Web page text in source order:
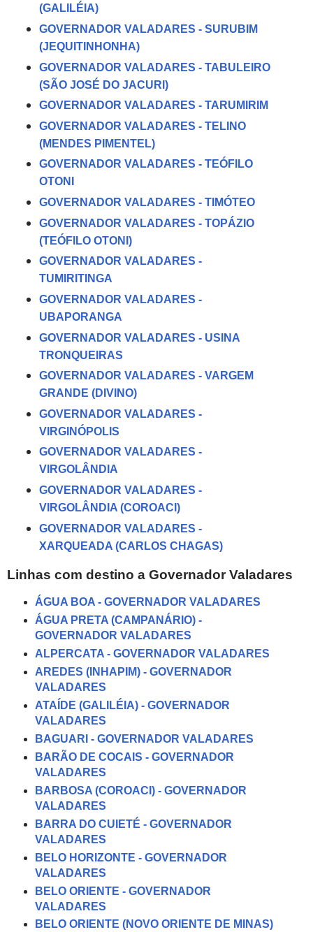
(GALILÉIA)
GOVERNADOR VALADARES - SURUBIM
(JEQUITINHONHA)
GOVERNADOR VALADARES - TABULEIRO
(SÃO JOSÉ DO JACURI)
GOVERNADOR VALADARES - TARUMIRIM
GOVERNADOR VALADARES - TELINO
(MENDES PIMENTEL)
GOVERNADOR VALADARES - TEÓFILO
OTONI
GOVERNADOR VALADARES - TIMÓTEO
GOVERNADOR VALADARES - TOPÁZIO
(TEÓFILO OTONI)
GOVERNADOR VALADARES -
TUMIRITINGA
GOVERNADOR VALADARES -
UBAPORANGA
GOVERNADOR VALADARES - USINA
TRONQUEIRAS
GOVERNADOR VALADARES - VARGEM
GRANDE (DIVINO)
GOVERNADOR VALADARES -
VIRGINÓPOLIS
GOVERNADOR VALADARES -
VIRGOLÂNDIA
GOVERNADOR VALADARES -
VIRGOLÂNDIA (COROACI)
GOVERNADOR VALADARES -
XARQUEADA (CARLOS CHAGAS)
Linhas com destino a Governador Valadares
ÁGUA BOA - GOVERNADOR VALADARES
ÁGUA PRETA (CAMPANÁRIO) -
GOVERNADOR VALADARES
ALPERCATA - GOVERNADOR VALADARES
AREDES (INHAPIM) - GOVERNADOR
VALADARES
ATAÍDE (GALILÉIA) - GOVERNADOR
VALADARES
BAGUARI - GOVERNADOR VALADARES
BARÃO DE COCAIS - GOVERNADOR
VALADARES
BARBOSA (COROACI) - GOVERNADOR
VALADARES
BARRA DO CUIETÉ - GOVERNADOR
VALADARES
BELO HORIZONTE - GOVERNADOR
VALADARES
BELO ORIENTE - GOVERNADOR
VALADARES
BELO ORIENTE (NOVO ORIENTE DE MINAS)